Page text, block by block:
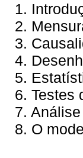
1.
2.
3.
4.
5.
6. Testes
7.
8. O